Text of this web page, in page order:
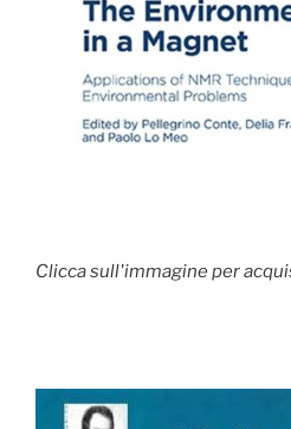
Clicca sull'immagine per